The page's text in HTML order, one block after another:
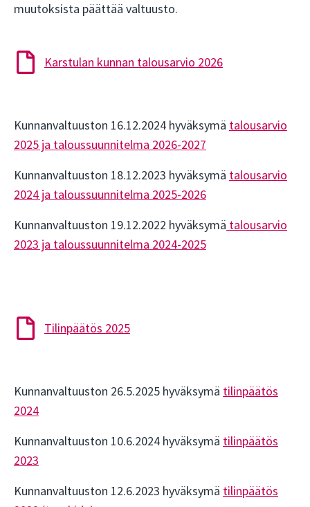
muutoksista päättää valtuusto.
Karstulan kunnan talousarvio 2026
Kunnanvaltuuston 16.12.2024 hyväksymä talousarvio
2025 ja taloussuunnitelma 2026-2027
Kunnanvaltuuston 18.12.2023 hyväksymä talousarvio
2024 ja taloussuunnitelma 2025-2026
Kunnanvaltuuston 19.12.2022 hyväksymä talousarvio
2023 ja taloussuunnitelma 2024-2025
Tilinpäätös 2025
Kunnanvaltuuston 26.5.2025 hyväksymä tilinpäätös
2024
Kunnanvaltuuston 10.6.2024 hyväksymä tilinpäätös
2023
Kunnanvaltuuston 12.6.2023 hyväksymä tilinpäätös